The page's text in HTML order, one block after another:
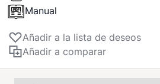
Manual
Añadir a la lista de deseos
Añadir a comparar